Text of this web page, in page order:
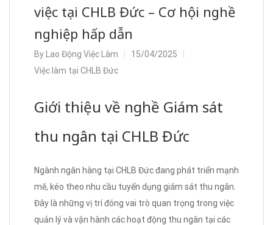
việc tại CHLB Đức – Cơ hội nghề
nghiệp hấp dẫn
By Lao Động Việc Làm
15/04/2025
Việc làm tại CHLB Đức
Giới thiệu về nghề Giám sát
thu ngân tại CHLB Đức
Ngành ngân hàng tại CHLB Đức đang phát triển mạnh
mẽ, kéo theo nhu cầu tuyển dụng giám sát thu ngân.
Đây là những vị trí đóng vai trò quan trọng trong việc
quản lý và vận hành các hoạt động thu ngân tại các